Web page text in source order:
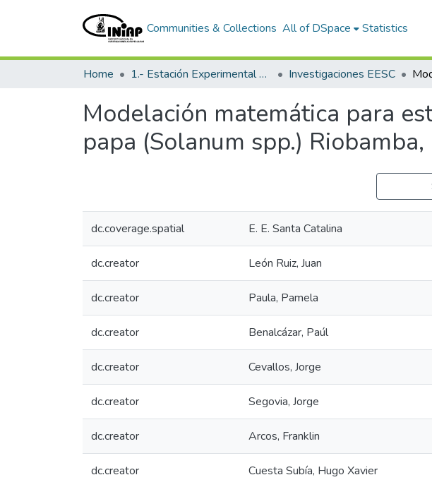
Communities & Collections All of DSpace Statistics
Home 1.- Estación Experimental Santa Catalina Investigaciones EESC
Modelación matemática para
papa (Solanum spp.)
dc.coverage.spatial E. E. Santa Catalina
dc.creator León Ruiz, Juan
dc.creator Paula, Pamela
dc.creator Benalcázar, Paúl
dc.creator Cevallos, Jorge
dc.creator Segovia, Jorge
dc.creator Arcos, Franklin
dc.creator Cuesta Subía, Hugo Xavier